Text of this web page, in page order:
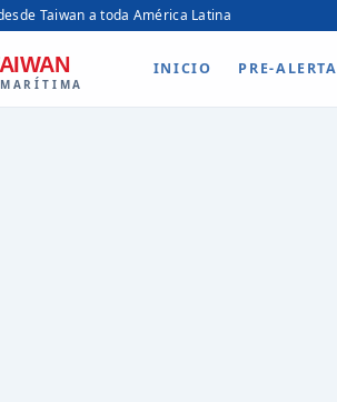
Taiwan a toda América Latina
INICIO PRE-ALERTA